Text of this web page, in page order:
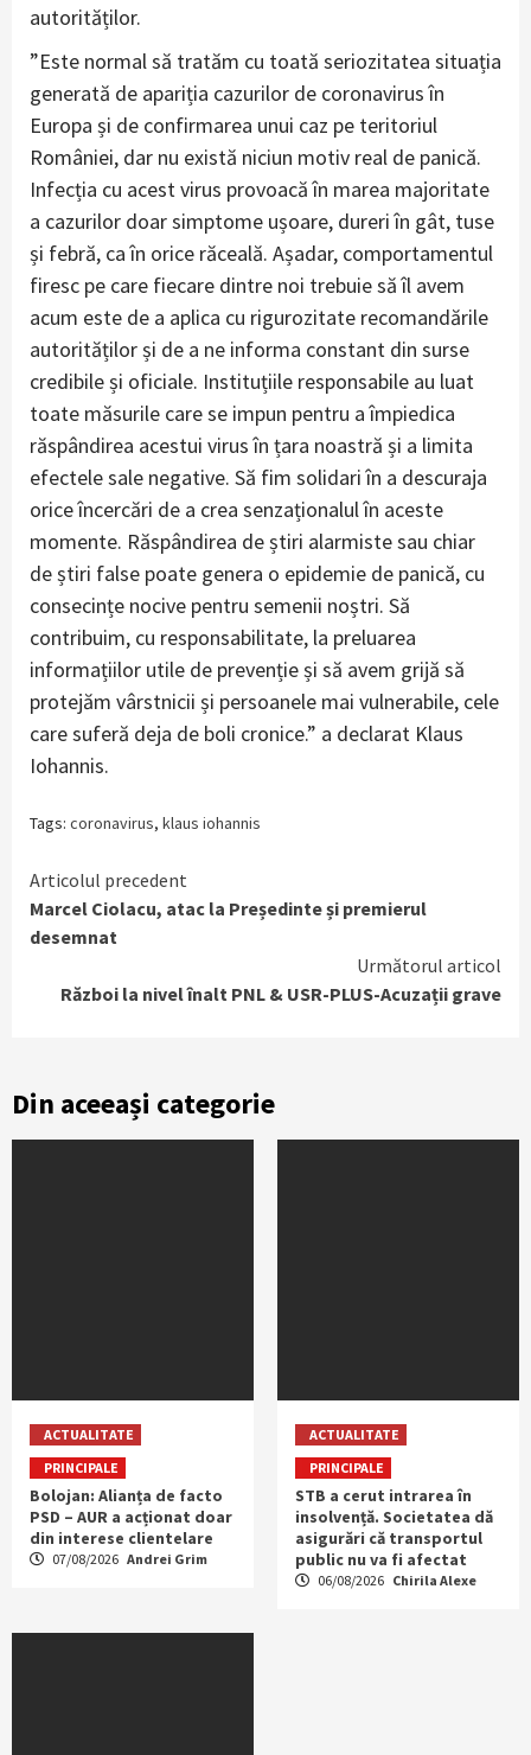
autorităților.
”Este normal să tratăm cu toată seriozitatea situația
generată de apariția cazurilor de coronavirus în
Europa și de confirmarea unui caz pe teritoriul
României, dar nu există niciun motiv real de panică.
Infecția cu acest virus provoacă în marea majoritate
a cazurilor doar simptome ușoare, dureri în gât, tuse
și febră, ca în orice răceală. Așadar, comportamentul
firesc pe care fiecare dintre noi trebuie să îl avem
acum este de a aplica cu rigurozitate recomandările
autorităților și de a ne informa constant din surse
credibile și oficiale. Instituțiile responsabile au luat
toate măsurile care se impun pentru a împiedica
răspândirea acestui virus în țara noastră și a limita
efectele sale negative. Să fim solidari în a descuraja
orice încercări de a crea senzaționalul în aceste
momente. Răspândirea de știri alarmiste sau chiar
de știri false poate genera o epidemie de panică, cu
consecințe nocive pentru semenii noștri. Să
contribuim, cu responsabilitate, la preluarea
informațiilor utile de prevenție și să avem grijă să
protejăm vârstnicii și persoanele mai vulnerabile, cele
care suferă deja de boli cronice.” a declarat Klaus
Iohannis.
Tags: coronavirus, klaus iohannis
Continue
Reading
Articolul precedent
Marcel Ciolacu, atac la Președinte și premierul
desemnat
Următorul articol
Război la nivel înalt PNL & USR-PLUS-Acuzații grave
Din aceeași categorie
ACTUALITATE
PRINCIPALE
Bolojan: Alianța de facto
PSD – AUR a acționat doar
din interese clientelare
07/08/2026 Andrei Grim
ACTUALITATE
PRINCIPALE
STB a cerut intrarea în
insolvență. Societatea dă
asigurări că transportul
public nu va fi afectat
06/08/2026 Chirila Alexe